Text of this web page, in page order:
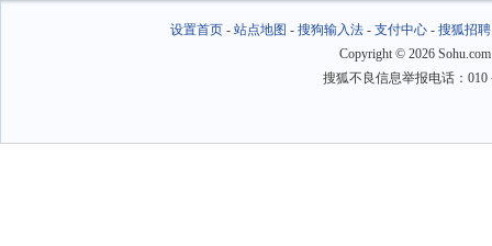
设置首页- 站点地图 - 搜狗输入法- 支付中心- 搜狐招聘
Copyright © 2026
搜狐不良信息举报电话：010